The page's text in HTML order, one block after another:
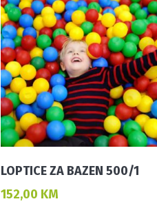
LOPTICE ZA BAZEN 500/1
152,00 KM